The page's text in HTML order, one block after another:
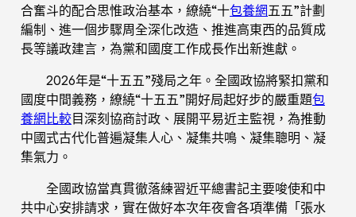
合奮斗的配合思惟政治基本，繚繞“十包養網五五”計劃
編制、進一個步驟周全深化改造、推進高東西的品質成
長等議政建言，為黨和國度工作成長作出新進獻。
2026年是“十五五”殘局之年。全國政協將緊扣黨和
國度中間義務，繚繞“十五五”開好局起好步的嚴重題包
養網比較目深刻協商討政、展開平易近主監視，為推動
中國式古代化普遍凝集人心、凝集共鳴、凝集聰明、凝
集氣力。
全國政協當真貫徹落練習近平總書記主要唆使和中
共中心安排請求，實在做好本次年夜會各項準備「張水